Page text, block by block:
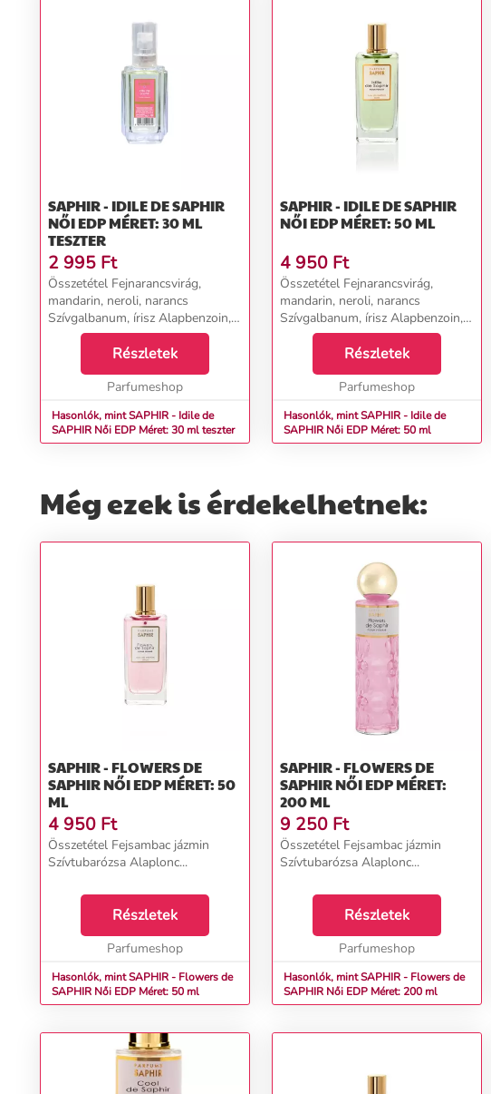
SAPHIR - IDILE DE SAPHIR
NŐI EDP MÉRET: 30 ML
TESZTER
2 995 Ft
Összetétel Fejnarancsvirág,
mandarin, neroli, narancs
Szívgalbanum, írisz Alapbenzoin,
cédrus, tömjén, vetiver...
Részletek
Parfumeshop
Hasonlók, mint SAPHIR - Idile de
SAPHIR Női EDP Méret: 30 ml teszter
SAPHIR - IDILE DE SAPHIR
NŐI EDP MÉRET: 50 ML
4 950 Ft
Összetétel Fejnarancsvirág,
mandarin, neroli, narancs
Szívgalbanum, írisz Alapbenzoin,
cédrus, tömjén, vetiver...
Részletek
Parfumeshop
Hasonlók, mint SAPHIR - Idile de
SAPHIR Női EDP Méret: 50 ml
Még ezek is érdekelhetnek:
SAPHIR - FLOWERS DE
SAPHIR NŐI EDP MÉRET: 50
ML
4 950 Ft
Összetétel Fejsambac jázmin
Szívtubarózsa Alaplonc...
Részletek
Parfumeshop
Hasonlók, mint SAPHIR - Flowers de
SAPHIR Női EDP Méret: 50 ml
SAPHIR - FLOWERS DE
SAPHIR NŐI EDP MÉRET:
200 ML
9 250 Ft
Összetétel Fejsambac jázmin
Szívtubarózsa Alaplonc...
Részletek
Parfumeshop
Hasonlók, mint SAPHIR - Flowers de
SAPHIR Női EDP Méret: 200 ml